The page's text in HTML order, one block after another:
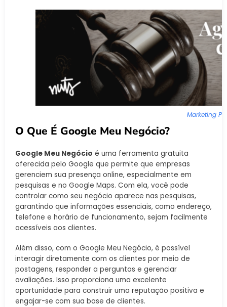
Marketing
O Que É Google Meu Negócio?
Google Meu Negócio é uma ferramenta gratuita
oferecida pelo Google que permite que empresas
gerenciem sua presença online, especialmente em
pesquisas e no Google Maps. Com ela, você pode
controlar como seu negócio aparece nas pesquisas,
garantindo que informações essenciais, como endereço,
telefone e horário de funcionamento, sejam facilmente
acessíveis aos clientes.
Além disso, com o Google Meu Negócio, é possível
interagir diretamente com os clientes por meio de
postagens, responder a perguntas e gerenciar
avaliações. Isso proporciona uma excelente
oportunidade para construir uma reputação positiva e
engajar-se com sua base de clientes.